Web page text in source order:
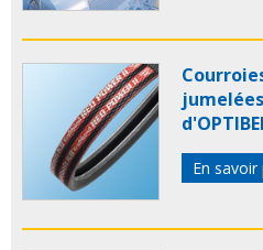
jumelées
En savoir